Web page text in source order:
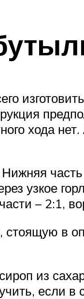
хода
узкое
– 2:1,
в
из
если в